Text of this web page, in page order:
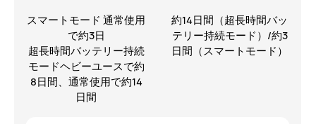
スマートモード 通常使用
で約3日
超長時間バッテリー持続
モードヘビーユースで約
8日間、通常使用で約14
日間
約14日間（超長時間バッ
テリー持続モード）/約3
日間（スマートモード）